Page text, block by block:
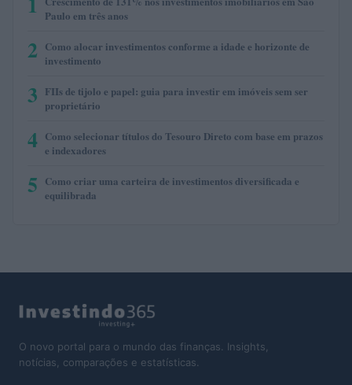
Paulo em três anos
2 Como alocar investimentos conforme a idade e horizonte de
investimento
3 FIIs de tijolo e papel: guia para investir em imóveis sem ser
proprietário
4 Como selecionar títulos do Tesouro Direto com base em prazos
e indexadores
5 Como criar uma carteira de investimentos diversificada e
equilibrada
O novo portal para o mundo das finanças. Insights,
notícias, comparações e estatísticas.